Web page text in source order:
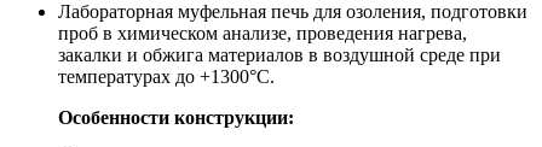
Лабораторная муфельная печь для озоления, подготовки
проб в химическом анализе, проведения нагрева,
закалки и обжига материалов в воздушной среде при
температурах до +1300°С.
Особенности конструкции: